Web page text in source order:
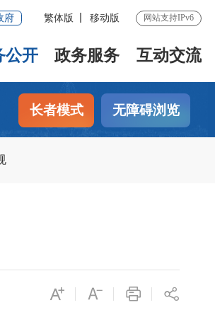
府 繁体版 移动版 网站支持IPv6
公开 政务服务 互动交流
长者模式 无障碍浏览